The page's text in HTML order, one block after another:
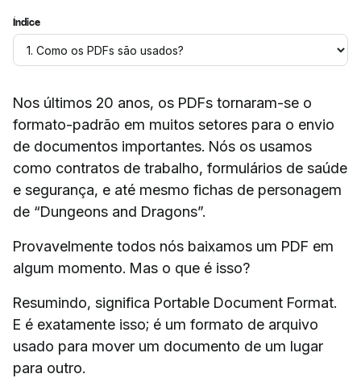
Índice
Nos últimos 20 anos, os PDFs tornaram-se o
formato-padrão em muitos setores para o envio
de documentos importantes. Nós os usamos
como contratos de trabalho, formulários de saúde
e segurança, e até mesmo fichas de personagem
de “Dungeons and Dragons”.
Provavelmente todos nós baixamos um PDF em
algum momento. Mas o que é isso?
Resumindo, significa Portable Document Format.
E é exatamente isso; é um formato de arquivo
usado para mover um documento de um lugar
para outro.